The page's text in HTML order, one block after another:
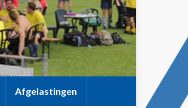
Afgelastingen